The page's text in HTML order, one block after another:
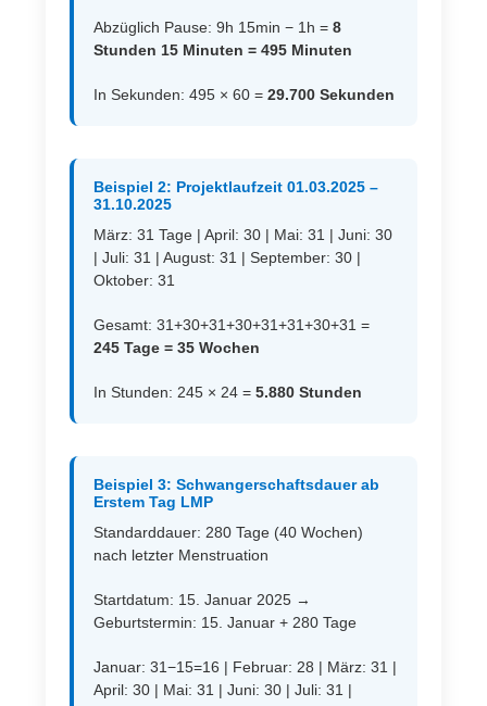
Abzüglich Pause: 9h 15min − 1h =8
Stunden 15 Minuten = 495 Minuten
In Sekunden: 495 × 60 =29.700 Sekunden
Beispiel 2: Projektlaufzeit 01.03.2025 –
31.10.2025
März: 31 Tage | April: 30 | Mai: 31 | Juni: 30
| Juli: 31 | August: 31 | September: 30 |
Oktober: 31
Gesamt: 31+30+31+30+31+31+30+31 =
245 Tage = 35 Wochen
In Stunden: 245 × 24 =5.880 Stunden
Beispiel 3: Schwangerschaftsdauer ab
Erstem Tag LMP
Standarddauer: 280 Tage (40 Wochen)
nach letzter Menstruation
Startdatum: 15. Januar 2025 →
Geburtstermin: 15. Januar + 280 Tage
Januar: 31−15=16 | Februar: 28 | März: 31 |
April: 30 | Mai: 31 | Juni: 30 | Juli: 31 |